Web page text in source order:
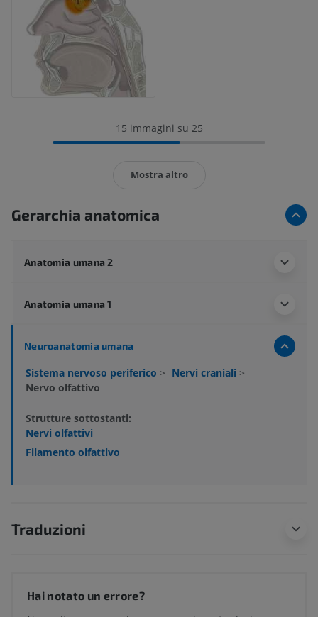
15 immagini su 25
Mostra altro
Gerarchia anatomica
Anatomia umana 2
Anatomia umana 1
Neuroanatomia umana
Sistema nervoso periferico > Nervi craniali >
Nervo olfattivo
Strutture sottostanti:
Nervi olfattivi
Filamento olfattivo
Traduzioni
Hai notato un errore?